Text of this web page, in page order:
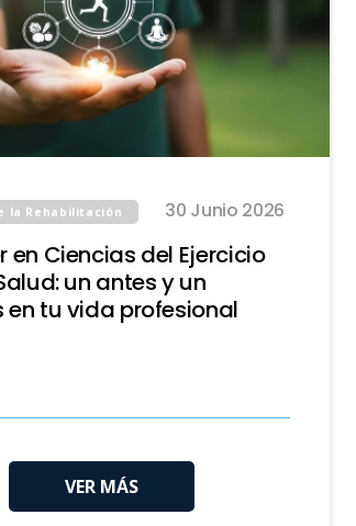
la Rehabilitación 30 Junio 2026
en Ciencias del Ejercicio
un antes y un
en tu vida profesional
VER MÁS